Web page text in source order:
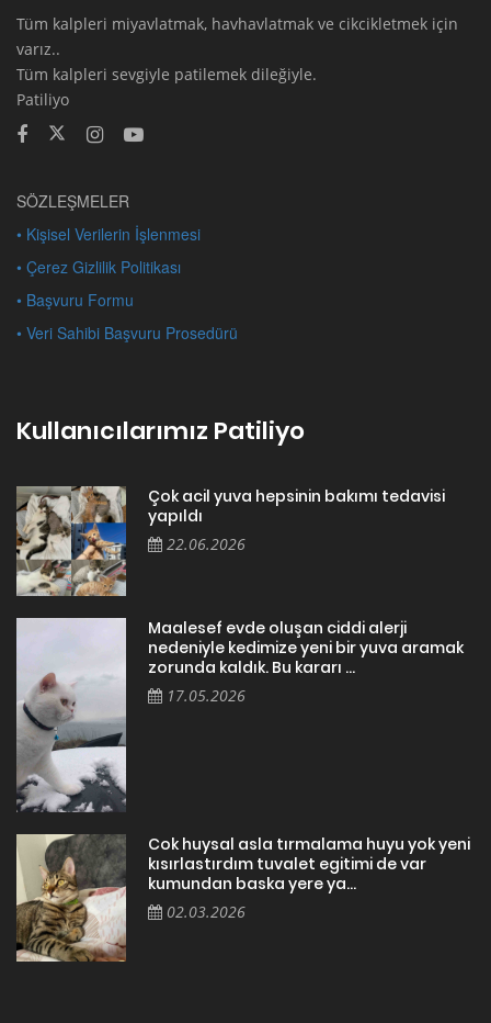
Tüm kalpleri miyavlatmak, havhavlatmak ve cikcikletmek için
varız..
Tüm kalpleri sevgiyle patilemek dileğiyle.
Patiliyo
SÖZLEŞMELER
• Kişisel Verilerin İşlenmesi
• Çerez Gizlilik Politikası
• Başvuru Formu
• Veri Sahibi Başvuru Prosedürü
Kullanıcılarımız Patiliyo
Çok acil yuva hepsinin bakımı tedavisi
yapıldı
22.06.2026
Maalesef evde oluşan ciddi alerji
nedeniyle kedimize yeni bir yuva aramak
zorunda kaldık. Bu kararı ...
17.05.2026
Cok huysal asla tırmalama huyu yok yeni
kısırlastırdım tuvalet egitimi de var
kumundan baska yere ya...
02.03.2026